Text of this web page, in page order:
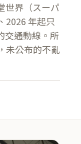
世界（スーパ
2026 年起只
交通動線。所
未公布的不亂